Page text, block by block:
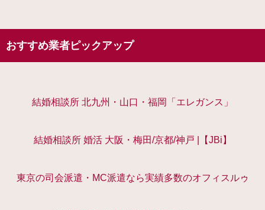
おすすめ業者ピックアップ
結婚相談所 北九州・山口・福岡「エレガンス」
結婚相談所 婚活 大阪・梅田/京都/神戸 |【JBi】
東京の司会派遣・MC派遣なら実績多数のオフィスルゥ